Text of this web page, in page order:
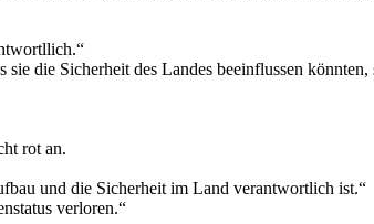
die Sicherheit des Landes beeinflussen
rot an.
und die Sicherheit im Land verantwortlich ist.“
verloren.“